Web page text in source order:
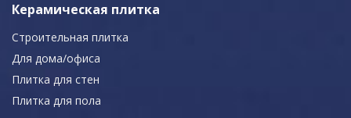
Керамическая плитка
Строительная плитка
Для дома/офиса
Плитка для стен
Плитка для пола